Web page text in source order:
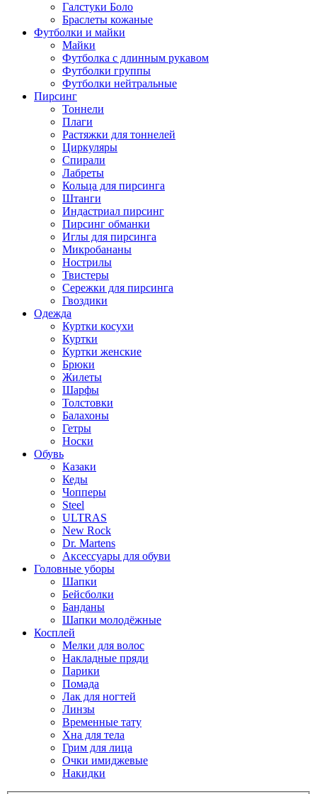
Галстуки Боло
Браслеты кожаные
Футболки и майки
Майки
Футболка с длинным рукавом
Футболки группы
Футболки нейтральные
Пирсинг
Тоннели
Плаги
Растяжки для тоннелей
Циркуляры
Спирали
Лабреты
Кольца для пирсинга
Штанги
Индастриал пирсинг
Пирсинг обманки
Иглы для пирсинга
Микробананы
Нострилы
Твистеры
Сережки для пирсинга
Гвоздики
Одежда
Куртки косухи
Куртки
Куртки женские
Брюки
Жилеты
Шарфы
Толстовки
Балахоны
Гетры
Носки
Обувь
Казаки
Кеды
Чопперы
Steel
ULTRAS
New Rock
Dr. Martens
Аксессуары для обуви
Головные уборы
Шапки
Бейсболки
Банданы
Шапки молодёжные
Косплей
Мелки для волос
Накладные пряди
Парики
Помада
Лак для ногтей
Линзы
Временные тату
Хна для тела
Грим для лица
Очки имиджевые
Накидки